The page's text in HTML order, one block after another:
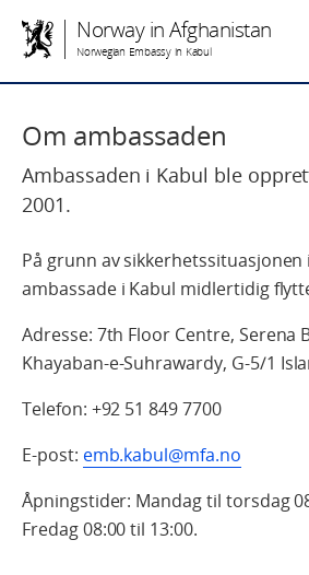
Norway in Afghanistan
Norwegian Embassy in Kabul
Om ambassaden
Ambassaden i Kabul ble
2001.
På grunn av sikkerhetssituasjonen
ambassade i Kabul midlertidig
Adresse: 7th Floor Centre, Serena
Khayaban-e-Suhrawardy, G-5/1
Telefon: +92 51 849 7700
E-post: emb.kabul@mfa.no
Åpningstider: Mandag til torsdag
Fredag 08:00 til 13:00.